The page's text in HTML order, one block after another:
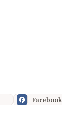
Facebook